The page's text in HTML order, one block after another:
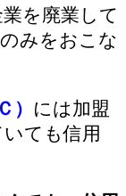
を廃業して
みをおこな
） には加盟
ても信用